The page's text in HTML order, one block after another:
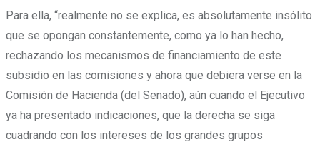
Para ella, “realmente no se explica, es absolutamente insólito
que se opongan constantemente, como ya lo han hecho,
rechazando los mecanismos de financiamiento de este
subsidio en las comisiones y ahora que debiera verse en la
Comisión de Hacienda (del Senado), aún cuando el Ejecutivo
ya ha presentado indicaciones, que la derecha se siga
cuadrando con los intereses de los grandes grupos